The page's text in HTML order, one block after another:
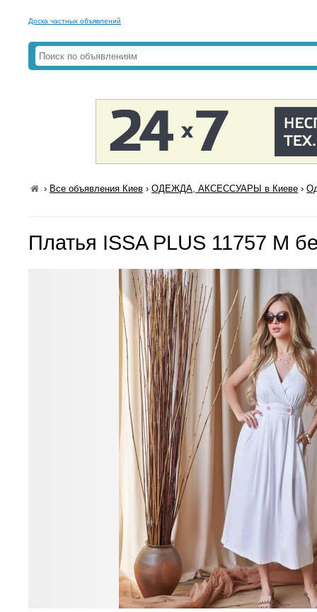
Доска частных объявлений
› Все объявления Киев ›ОДЕЖДА, АКСЕССУАРЫ в Киеве ›
Платья ISSA PLUS 11757 M